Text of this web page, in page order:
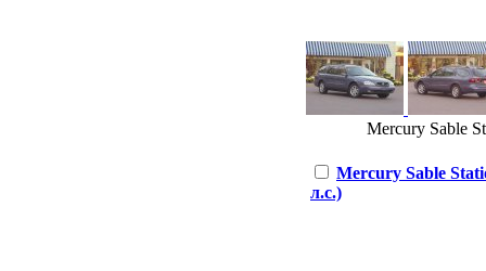
Mercury Sable
Mercury Sable
л.с.)